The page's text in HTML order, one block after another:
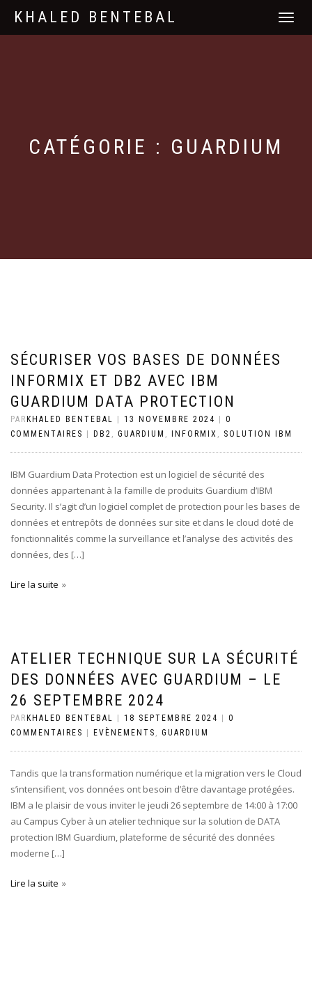
KHALED BENTEBAL
DÉPLIER
CATÉGORIE : GUARDIUM
SÉCURISER VOS BASES DE DONNÉES
INFORMIX ET DB2 AVEC IBM
GUARDIUM DATA PROTECTION
PAR KHALED BENTEBAL 13 NOVEMBRE 2024
0
COMMENTAIRES
DB2 , GUARDIUM , INFORMIX , SOLUTION IBM
IBM Guardium Data Protection est un logiciel de sécurité des
données appartenant à la famille de produits Guardium d’IBM
Security. Il s’agit d’un logiciel complet de protection pour les bases de
données et entrepôts de données sur site et dans le cloud doté de
fonctionnalités comme la surveillance et l’analyse des activités des
données, des […]
Lire la suite
ATELIER TECHNIQUE SUR LA SÉCURITÉ
DES DONNÉES AVEC GUARDIUM – LE
26 SEPTEMBRE 2024
PAR KHALED BENTEBAL 18 SEPTEMBRE 2024
0
COMMENTAIRES
EVÈNEMENTS , GUARDIUM
Tandis que la transformation numérique et la migration vers le Cloud
s’intensifient, vos données ont besoin d’être davantage protégées.
IBM a le plaisir de vous inviter le jeudi 26 septembre de 14:00 à 17:00
au Campus Cyber à un atelier technique sur la solution de DATA
protection IBM Guardium, plateforme de sécurité des données
moderne […]
Lire la suite